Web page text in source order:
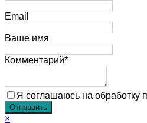
Email
Ваше имя
Комментарий*
Я соглашаюсь на обработку
×